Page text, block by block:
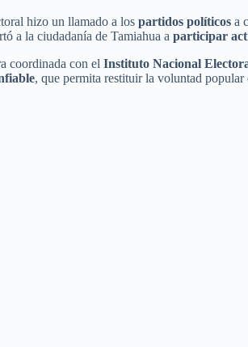
hizo un llamado a los partidos políticos a
a la ciudadanía de Tamiahua a participar
coordinada con el Instituto Nacional
, que permita restituir la voluntad